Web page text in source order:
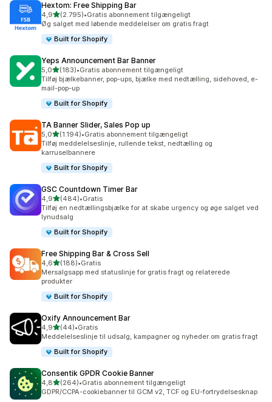
Hextom: Free Shipping Bar
4,9ud af 5 stjerner
(2.795)
2795 anmeldelser i alt
•Gratis abonnement tilgængeligt
Øg salget med løbende meddelelser om gratis fragt
Built for Shopify
Yeps Announcement Bar Banner
5,0ud af 5 stjerner
(183)
183 anmeldelser i alt
•Gratis abonnement tilgængeligt
Tilføj bjælkebanner, pop-ups, bjælke med nedtælling, sidehoved, e-
mail-pop-up
Built for Shopify
TA Banner Slider, Sales Pop up
5,0ud af 5 stjerner
(1.194)
1194 anmeldelser i alt
•Gratis abonnement tilgængeligt
Tilføj meddelelseslinje, rullende tekst, nedtælling og
karruselbannere
Built for Shopify
GSC Countdown Timer Bar
4,9ud af 5 stjerner
(484)
484 anmeldelser i alt
•Gratis
Tilføj en nedtællingsbjælke for at skabe urgency og øge salget ved
lynudsalg
Built for Shopify
Free Shipping Bar & Cross Sell
4,6ud af 5 stjerner
(188)
188 anmeldelser i alt
•Gratis
Mersalgsapp med statuslinje for gratis fragt og relaterede
produkter
Built for Shopify
Oxify Announcement Bar
4,9ud af 5 stjerner
(44)
44 anmeldelser i alt
•Gratis
Meddelelseslinje til udsalg, kampagner og nyheder om gratis fragt
Built for Shopify
Consentik GPDR Cookie Banner
4,8ud af 5 stjerner
(264)
264 anmeldelser i alt
•Gratis abonnement tilgængeligt
GDPR/CCPA-cookiebanner til GCM v2, TCF og EU-fortrydelsesknap